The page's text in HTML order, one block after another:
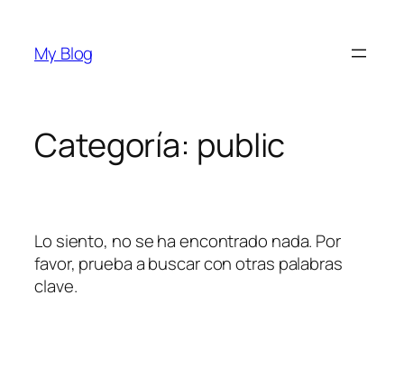
contenido
My Blog
Categoría: public
Lo siento, no se ha encontrado nada. Por
favor, prueba a buscar con otras palabras
clave.